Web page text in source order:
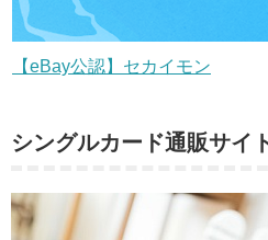
【eBay公認】セカイモン
シングルカード通販サイ